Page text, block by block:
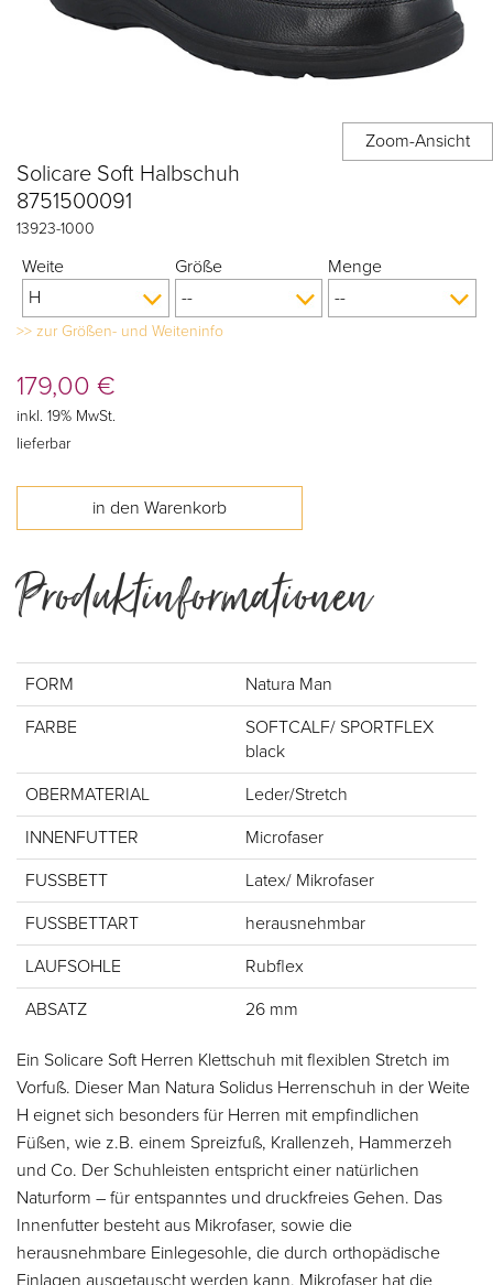
Solicare Soft Halbschuh
8751500091
13923-1000
Weite Größe Menge
>> zur Größen- und Weiteninfo
179,00 €
inkl. 19% MwSt.
lieferbar
Produktinformationen
FORM Natura Man
FARBE
SOFTCALF/ SPORTFLEX
black
OBERMATERIAL Leder/Stretch
INNENFUTTER Microfaser
FUSSBETT Latex/ Mikrofaser
FUSSBETTART herausnehmbar
LAUFSOHLE Rubflex
ABSATZ 26 mm
Ein Solicare Soft Herren Klettschuh mit flexiblen Stretch im
Vorfuß. Dieser Man Natura Solidus Herrenschuh in der Weite
H eignet sich besonders für Herren mit empfindlichen
Füßen, wie z.B. einem Spreizfuß, Krallenzeh, Hammerzeh
und Co. Der Schuhleisten entspricht einer natürlichen
Naturform – für entspanntes und druckfreies Gehen. Das
Innenfutter besteht aus Mikrofaser, sowie die
herausnehmbare Einlegesohle, die durch orthopädische
Einlagen ausgetauscht werden kann. Mikrofaser hat die